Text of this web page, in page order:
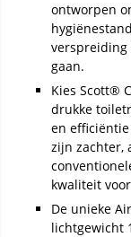
ontworpen
verspreiding
gaan.
Kies Scott®
drukke
en
zijn zachter,
kwaliteit
De unieke
lichtgewicht